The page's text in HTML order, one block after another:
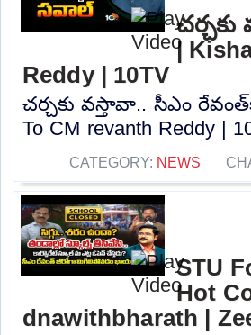
|
Reddy | 10TV
చర్చకు వస్తావా.. సీఎం
To CM revanth Reddy |
CATEGORY: NEWS
STU
Hot
dnawithbharath |